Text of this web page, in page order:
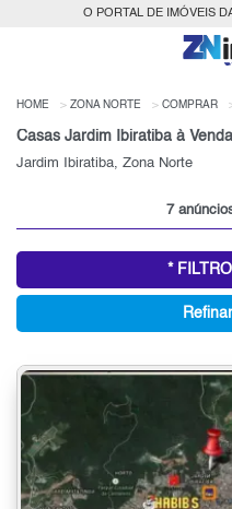
O PORTAL DE IMÓVEIS
HOME ZONA NORTE COMPRAR
Casas Jardim Ibiratiba à
Jardim Ibiratiba, Zona Norte
7
*